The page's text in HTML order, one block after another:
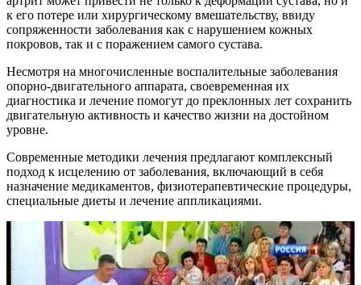
к его потере или хирургическому вмешательству, ввиду
сопряженности заболевания как с нарушением кожных
покровов, так и с поражением самого сустава.
Несмотря на многочисленные воспалительные заболевания
опорно-двигательного аппарата, своевременная их
диагностика и лечение помогут до преклонных лет сохранить
двигательную активность и качество жизни на достойном
уровне.
Современные методики лечения предлагают комплексный
подход к исцелению от заболевания, включающий в себя
назначение медикаментов, физиотерапевтические процедуры,
специальные диеты и лечение аппликациями.